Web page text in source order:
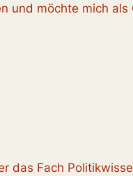
und möchte mich
das Fach